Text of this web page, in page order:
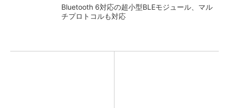
Bluetooth 6対応の超小型BLEモジュール、マル
チプロトコルも対応